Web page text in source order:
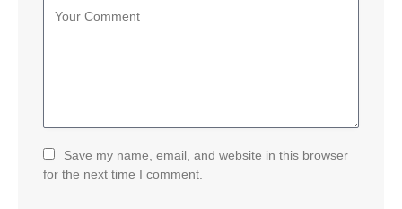
Save my name, email, and website in this browser
for the next time I comment.